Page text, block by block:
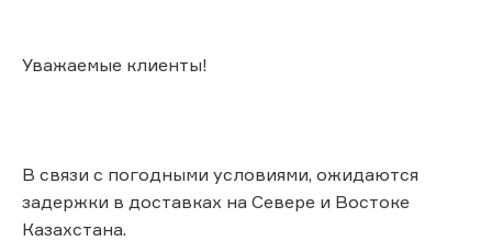
Уважаемые клиенты!
В связи с погодными условиями, ожидаются
задержки в доставках на Севере и Востоке
Казахстана.